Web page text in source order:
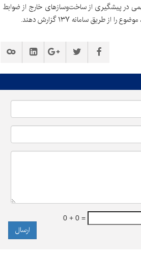
مهمی در پیشگیری از ساخت‌وسازهای خارج از ضوابط
سامانه ۱۳۷ گزارش دهند.
0 + 0 =